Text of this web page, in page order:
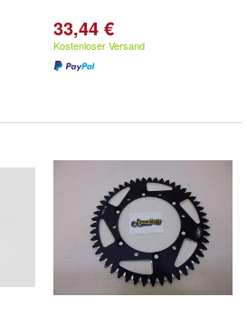
33,44 €
Kostenloser Versand